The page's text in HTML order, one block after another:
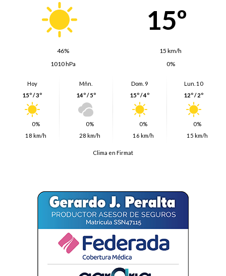
15º
46%
15 km/h
1010 hPa
0%
Hoy
15º / 3º
0%
18 km/h
Mñn.
14º / 5º
0%
28 km/h
Dom. 9
15º / 4º
0%
16 km/h
Lun. 10
12º / 2º
0%
15 km/h
Clima en Firmat